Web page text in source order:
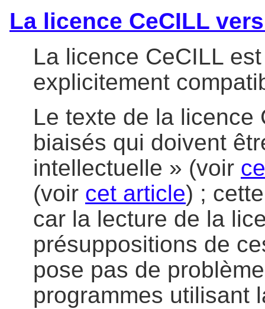
La licence CeCILL
La licence CeCILL
explicitement
Le texte de la licence
biaisés qui doivent
intellectuelle » (voir
(voir cet article) ;
car la lecture de la
présuppositions de
pose pas de
programmes utilisant